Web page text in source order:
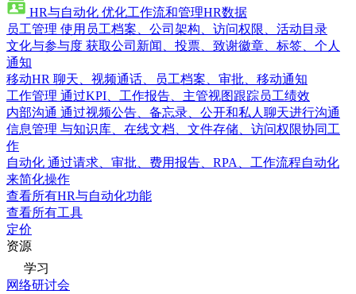
HR与自动化 优化工作流和管理HR数据
员工管理 使用员工档案、公司架构、访问权限、活动目录
文化与参与度 获取公司新闻、投票、致谢徽章、标签、个人
通知
移动HR 聊天、视频通话、员工档案、审批、移动通知
工作管理 通过KPI、工作报告、主管视图跟踪员工绩效
内部沟通 通过视频公告、备忘录、公开和私人聊天进行沟通
信息管理 与知识库、在线文档、文件存储、访问权限协同工
作
自动化 通过请求、审批、费用报告、RPA、工作流程自动化
来简化操作
查看所有HR与自动化功能
查看所有工具
定价
资源
学习
网络研讨会